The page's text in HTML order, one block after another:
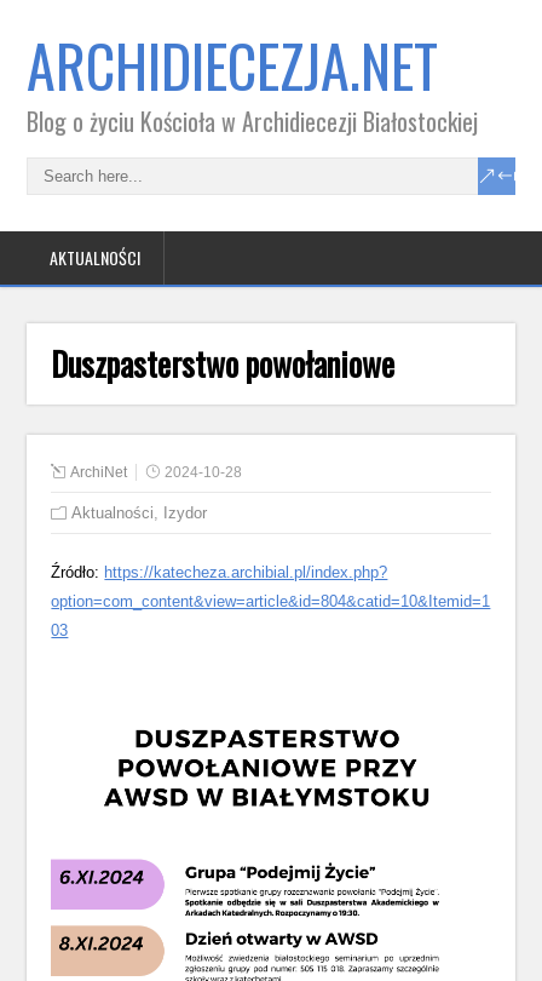
ARCHIDIECEZJA.NET
Blog o życiu Kościoła w Archidiecezji Białostockiej
AKTUALNOŚCI
Duszpasterstwo powołaniowe
ArchiNet 2024-10-28
Aktualności, Izydor
Źródło: https://katecheza.archibial.pl/index.php?
option=com_content&view=article&id=804&catid=10&Itemid=1
03